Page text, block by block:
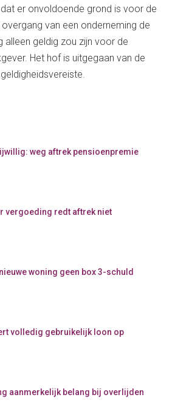
er onvoldoende grond is voor de
van een onderneming de
alleen geldig zou zijn voor de
Het hof is uitgegaan van de
weg aftrek pensioenpremie
vergoeding redt aftrek niet
woning geen box 3-schuld
volledig gebruikelijk loon op
aanmerkelijk belang bij overlijden